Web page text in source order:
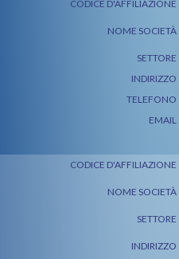
CODICE D'AFFILIAZIONE
NOME SOCIETÀ
SETTORE
INDIRIZZO
TELEFONO
EMAIL
CODICE D'AFFILIAZIONE
NOME SOCIETÀ
SETTORE
INDIRIZZO